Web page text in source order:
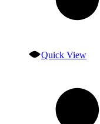
Quick View